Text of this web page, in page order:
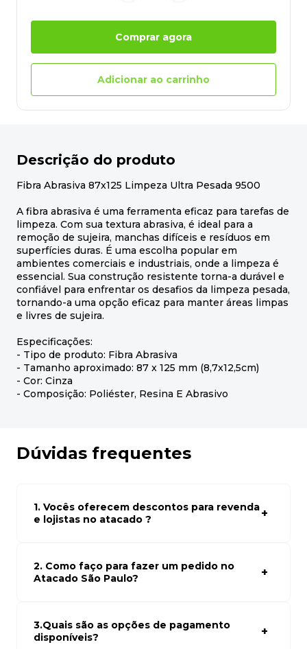
Comprar agora
Adicionar ao carrinho
Descrição do produto
Fibra Abrasiva 87x125 Limpeza Ultra Pesada 9500
A fibra abrasiva é uma ferramenta eficaz para tarefas de
limpeza. Com sua textura abrasiva, é ideal para a
remoção de sujeira, manchas difíceis e resíduos em
superfícies duras. É uma escolha popular em
ambientes comerciais e industriais, onde a limpeza é
essencial. Sua construção resistente torna-a durável e
confiável para enfrentar os desafios da limpeza pesada,
tornando-a uma opção eficaz para manter áreas limpas
e livres de sujeira.
Especificações:
- Tipo de produto: Fibra Abrasiva
- Tamanho aproximado: 87 x 125 mm (8,7x12,5cm)
- Cor: Cinza
- Composição: Poliéster, Resina E Abrasivo
Dúvidas frequentes
1. Vocês oferecem descontos para revenda
e lojistas no atacado ?
atacado empresas e compre com os melhores preços
para seu modelo de negócio
2. Como faço para fazer um pedido no
Atacado São Paulo?
carrinho. Em seguida, siga as instruções para finalizar a
compra. Se precisar de ajuda, nossa equipe de suporte
está à disposição para auxiliá-lo.
3.Quais são as opções de pagamento
disponíveis?